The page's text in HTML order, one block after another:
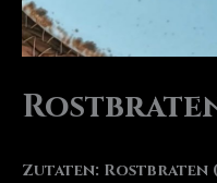
Zutaten: Rostbraten